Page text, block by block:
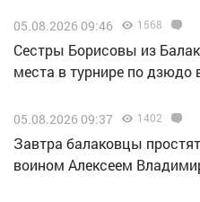
05.08.2026 09:46 1568
Сестры Борисовы из
места в турнире по дзюдо
05.08.2026 09:37 1402
Завтра балаковцы
воином Алексеем